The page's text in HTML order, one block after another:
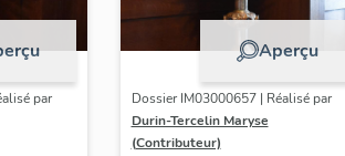
par
Aperçu
Dossier IM03000657 | Réalisé par
Durin-Tercelin Maryse
(Contributeur)